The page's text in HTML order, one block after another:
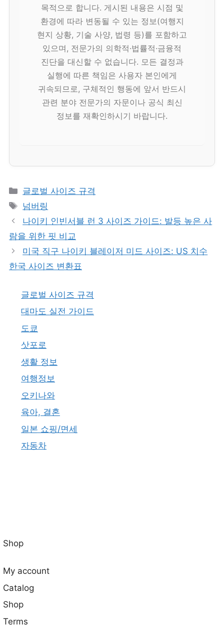
목적으로 합니다. 게시된 내용은 시점 및
환경에 따라 변동될 수 있는 정보(여행지
현지 상황, 기술 사양, 법령 등)를 포함하고
있으며, 전문가의 의학적·법률적·금융적
진단을 대신할 수 없습니다. 모든 결정과
실행에 따른 책임은 사용자 본인에게
귀속되므로, 구체적인 행동에 앞서 반드시
관련 분야 전문가의 자문이나 공식 최신
정보를 재확인하시기 바랍니다.
카
테
고
리
글로벌 사이즈 규격
태
그
넘버링
나이키 인빈서블 런 3 사이즈 가이드: 발등 높은 사
람을 위한 핏 비교
미국 직구 나이키 블레이저 미드 사이즈: US 치수
한국 사이즈 변환표
글로벌 사이즈 규격
대마도 실전 가이드
도쿄
삿포로
생활 정보
여행정보
오키나와
육아, 결혼
일본 쇼핑/면세
자동차
Shop
My account
Catalog
Shop
Terms